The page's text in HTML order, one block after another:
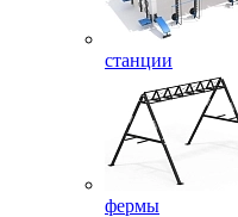
станции
фермы